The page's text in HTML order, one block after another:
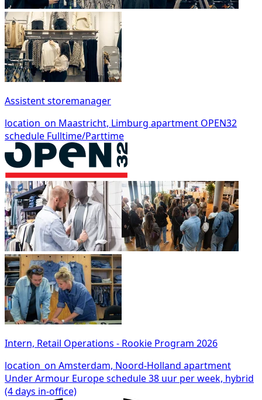
Assistent storemanager
location_on Maastricht, Limburg apartment OPEN32
schedule Fulltime/Parttime
Intern, Retail Operations - Rookie Program 2026
location_on Amsterdam, Noord-Holland apartment
Under Armour Europeschedule38 uur per week, hybrid
(4 days in-office)